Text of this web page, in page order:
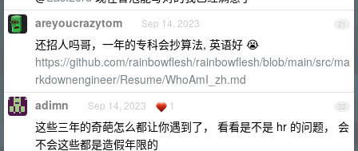
21
areyoucrazytom Sep 14, 2023
还招人吗哥，一年的专科会抄算法, 英语好 😭
https://github.com/rainbowflesh/rainbowflesh/blob/main/src/ma
rkdownengineer/Resume/WhoAmI_zh.md
22
adimn Sep 14, 2023 1
这些三年的奇葩怎么都让你遇到了， 看看是不是 hr 的问题， 会
不会这些都是造假年限的